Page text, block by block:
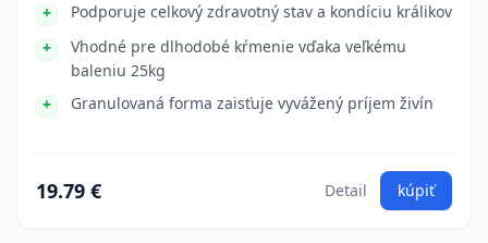
Podporuje celkový zdravotný stav a kondíciu králikov
Vhodné pre dlhodobé kŕmenie vďaka veľkému
baleniu 25kg
Granulovaná forma zaisťuje vyvážený príjem živín
19.79 € Detail kúpiť